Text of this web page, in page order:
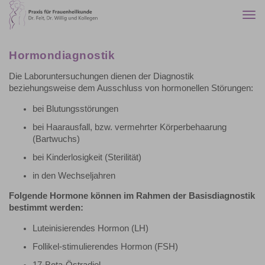
Hormondiagnostik
Die Laboruntersuchungen dienen der Diagnostik
beziehungsweise dem Ausschluss von hormonellen Störungen:
bei Blutungsstörungen
bei Haarausfall, bzw. vermehrter Körperbehaarung
(Bartwuchs)
bei Kinderlosigkeit (Sterilität)
in den Wechseljahren
Folgende Hormone können im Rahmen der Basisdiagnostik
bestimmt werden:
Luteinisierendes Hormon (LH)
Follikel-stimulierendes Hormon (FSH)